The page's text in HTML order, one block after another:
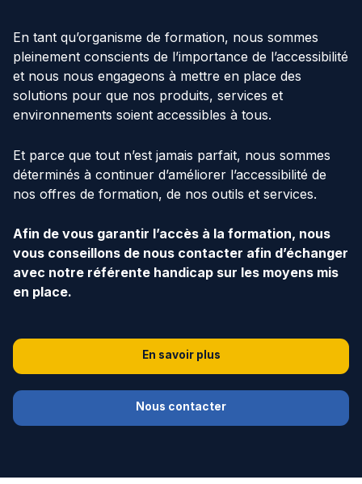
En tant qu’organisme de formation, nous sommes
pleinement conscients de l’importance de l’accessibilité
et nous nous engageons à mettre en place des
solutions pour que nos produits, services et
environnements soient accessibles à tous.
Et parce que tout n’est jamais parfait, nous sommes
déterminés à continuer d’améliorer l’accessibilité de
nos offres de formation, de nos outils et services.
Afin de vous garantir l’accès à la formation, nous
vous conseillons de nous contacter afin d’échanger
avec notre référente handicap sur les moyens mis
en place.
En savoir plus
Nous contacter